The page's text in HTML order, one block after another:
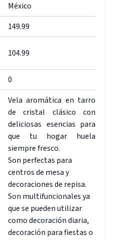
México
149.99
104.99
0
Vela aromática en tarro
de cristal clásico con
deliciosas esencias para
que tu hogar huela
siempre fresco.
Son perfectas para
centros de mesa y
decoraciones de repisa.
Son multifuncionales ya
que se pueden utilizar
como decoración diaria,
decoración para fiestas o